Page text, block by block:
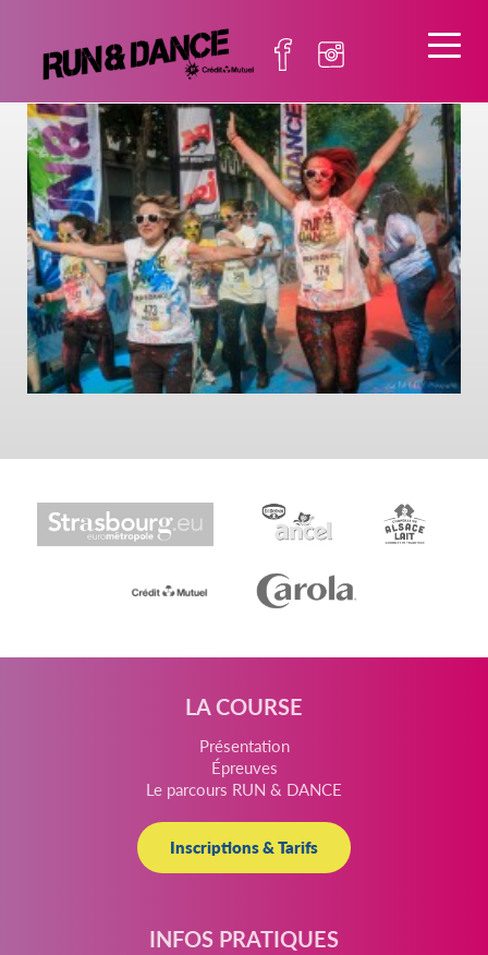
_MG_4207
LA COURSE
Présentation
Épreuves
Le parcours RUN & DANCE
Inscriptions & Tarifs
INFOS PRATIQUES